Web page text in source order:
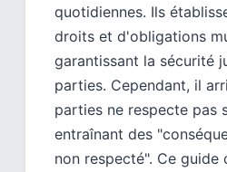
quotidiennes. Ils
droits et d'obligations
garantissant la sécurité
parties. Cependant, il
parties ne respecte pas
entraînant des
non respecté". Ce guide